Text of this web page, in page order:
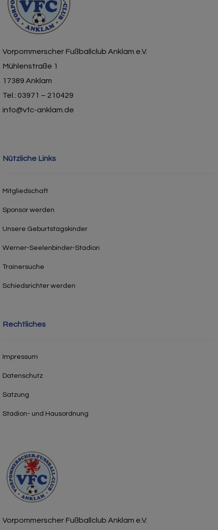
Vorpommerscher Fußballclub Anklam e.V.
Mühlenstraße 1
17389 Anklam
Tel.: 03971 – 210429
info@vfc-anklam.de
Nützliche Links
Mitgliedschaft
Sponsor werden
Unsere Geburtstagskinder
Werner-Seelenbinder-Stadion
Trainersuche
Schiedsrichter werden
Rechtliches
Impressum
Datenschutz
Satzung
Stadion- und Hausordnung
Vorpommerscher Fußballclub Anklam e.V.